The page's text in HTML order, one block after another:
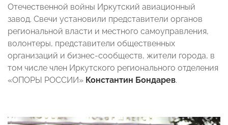
Отечественной войны Иркутский авиационный
завод. Свечи установили представители органов
региональной власти и местного самоуправления,
волонтеры, представители общественных
организаций и бизнес-сообществ, жители города, в
том числе член Иркутского регионального отделения
«ОПОРЫ РОССИИ» Константин Бондарев.